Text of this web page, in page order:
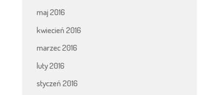
maj 2016
kwiecień 2016
marzec 2016
luty 2016
styczeń 2016